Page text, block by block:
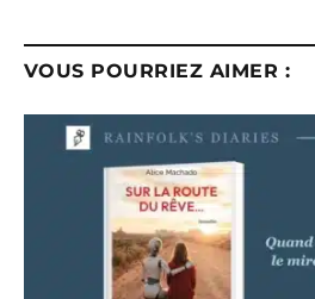
VOUS POURRIEZ AIMER :